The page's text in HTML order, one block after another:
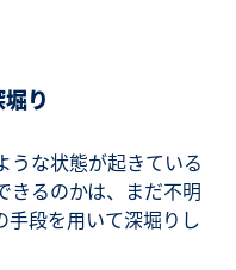
り
うな状態が起きている
きるのかは、まだ不明
手段を用いて深堀りし